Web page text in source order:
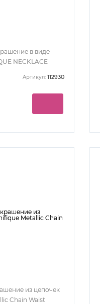
в виде
NECKLACE
Артикул: 112930
из цепочек
Chain Waist